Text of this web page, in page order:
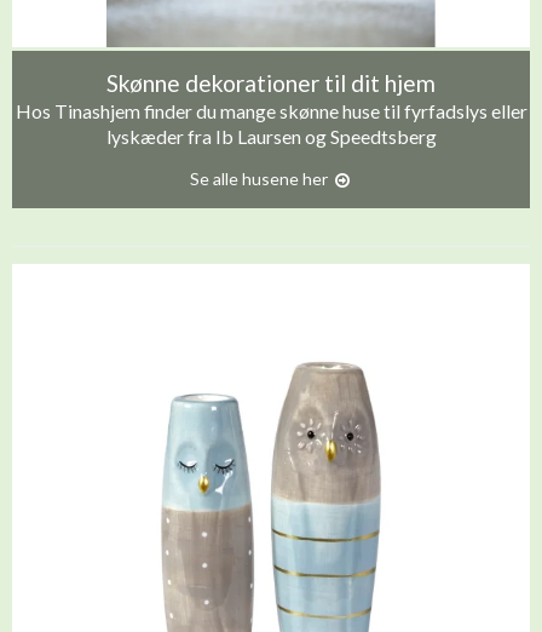
Skønne dekorationer til dit hjem
Hos Tinashjem finder du mange skønne huse til fyrfadslys eller
lyskæder fra Ib Laursen og Speedtsberg
Se alle husene her